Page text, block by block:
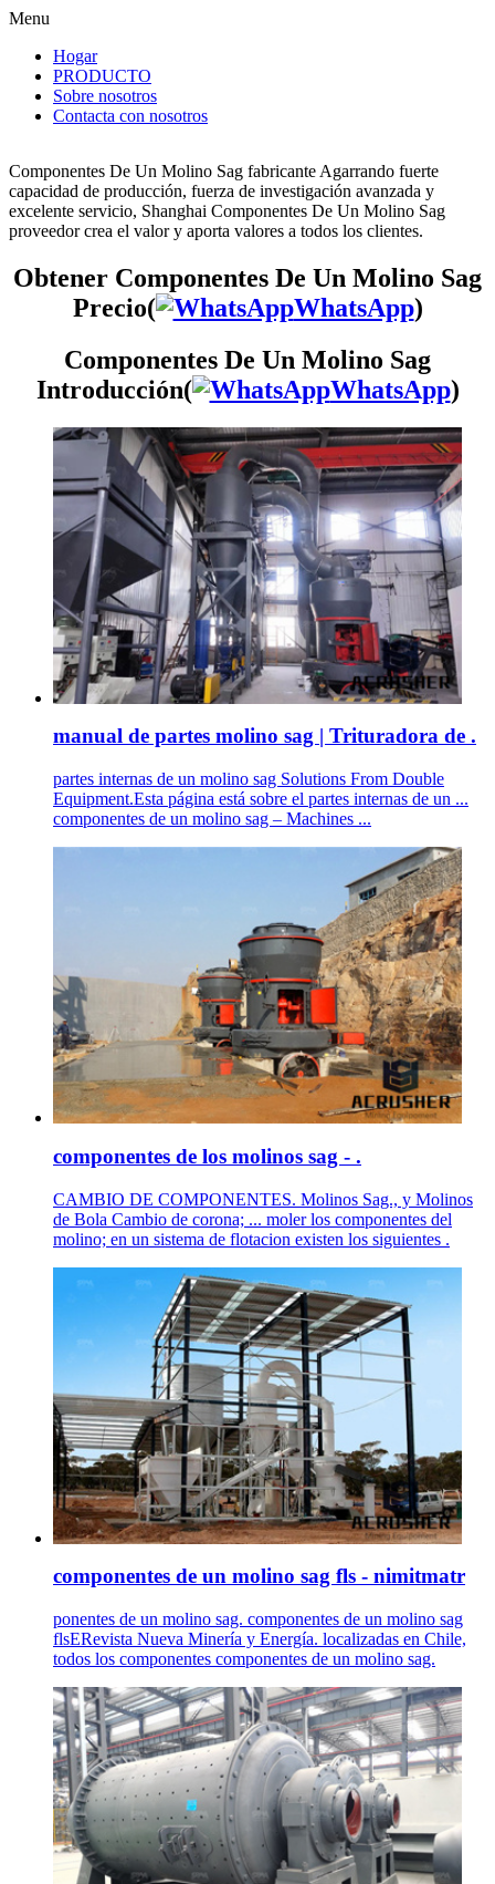
Menu
Hogar
PRODUCTO
Sobre nosotros
Contacta con nosotros
Componentes De Un Molino Sag fabricante Agarrando fuerte
capacidad de producción, fuerza de investigación avanzada y
excelente servicio, Shanghai Componentes De Un Molino Sag
proveedor crea el valor y aporta valores a todos los clientes.
Obtener Componentes De Un Molino Sag
Precio(
WhatsApp)
Componentes De Un Molino Sag
Introducción(
WhatsApp)
manual de partes molino sag | Trituradora de .
partes internas de un molino sag Solutions From Double
Equipment.Esta página está sobre el partes internas de un ...
componentes de un molino sag – Machines ...
componentes de los molinos sag - .
CAMBIO DE COMPONENTES. Molinos Sag., y Molinos
de Bola Cambio de corona; ... moler los componentes del
molino; en un sistema de flotacion existen los siguientes .
componentes de un molino sag fls - nimitmatr
ponentes de un molino sag. componentes de un molino sag
flsERevista Nueva Minería y Energía. localizadas en Chile,
todos los componentes componentes de un molino sag.